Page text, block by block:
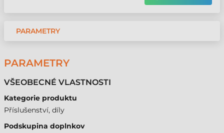
PARAMETRY
PARAMETRY
VŠEOBECNÉ VLASTNOSTI
Kategorie produktu
Příslušenství, díly
Podskupina doplnkov